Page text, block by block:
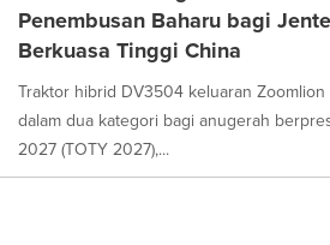
Penembusan Baharu bagi
Berkuasa Tinggi China
Traktor hibrid DV3504 keluaran
dalam dua kategori bagi anugerah
2027 (TOTY 2027),...